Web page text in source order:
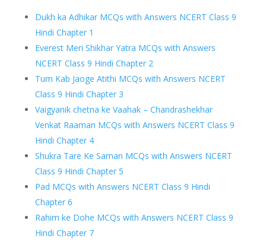
Dukh ka Adhikar MCQs with Answers NCERT Class 9
Hindi Chapter 1
Everest Meri Shikhar Yatra MCQs with Answers
NCERT Class 9 Hindi Chapter 2
Tum Kab Jaoge Atithi MCQs with Answers NCERT
Class 9 Hindi Chapter 3
Vaigyanik chetna ke Vaahak – Chandrashekhar
Venkat Raaman MCQs with Answers NCERT Class 9
Hindi Chapter 4
Shukra Tare Ke Saman MCQs with Answers NCERT
Class 9 Hindi Chapter 5
Pad MCQs with Answers NCERT Class 9 Hindi
Chapter 6
Rahim ke Dohe MCQs with Answers NCERT Class 9
Hindi Chapter 7